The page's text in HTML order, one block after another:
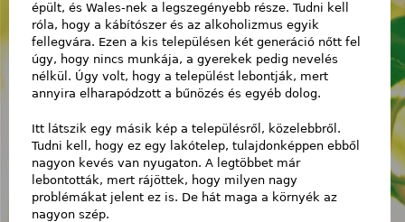
épült, és Wales-nek a legszegényebb része. Tudni kell
róla, hogy a kábítószer és az alkoholizmus egyik
fellegvára. Ezen a kis településen két generáció nőtt fel
úgy, hogy nincs munkája, a gyerekek pedig nevelés
nélkül. Úgy volt, hogy a települést lebontják, mert
annyira elharapódzott a bűnözés és egyéb dolog.
Itt látszik egy másik kép a településről, közelebbről.
Tudni kell, hogy ez egy lakótelep, tulajdonképpen ebből
nagyon kevés van nyugaton. A legtöbbet már
lebontották, mert rájöttek, hogy milyen nagy
problémákat jelent ez is. De hát maga a környék az
nagyon szép.